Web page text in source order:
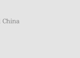
China